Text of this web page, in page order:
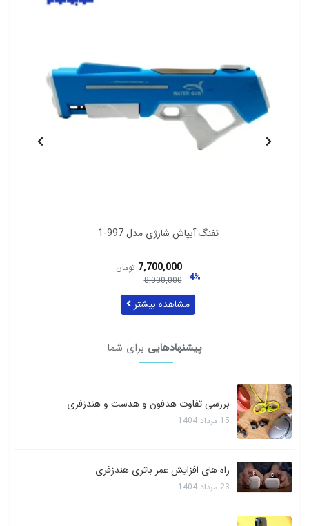
تفنگ آبپاش شارژی مدل 997-1
4%
7,700,000 تومان
8,000,000
مشاهده بیشتر
پیشنهادهایی برای شما
بررسی تفاوت هدفون و هدست و هندزفری
15 مرداد 1404
راه های افزایش عمر باتری هندزفری
23 مرداد 1404